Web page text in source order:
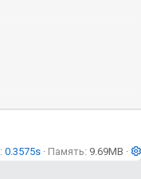
0.3575s Память 9.69MB